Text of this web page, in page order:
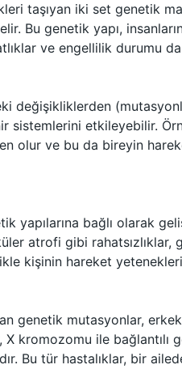
taşıyan iki set genetik
Bu genetik yapı,
ve engellilik durumu
değişikliklerden
sistemlerini etkileyebilir.
olur ve bu da bireyin
yapılarına bağlı olarak
atrofi gibi rahatsızlıklar,
kişinin hareket
genetik mutasyonlar,
kromozomu ile bağlantılı
Bu tür hastalıklar, bir